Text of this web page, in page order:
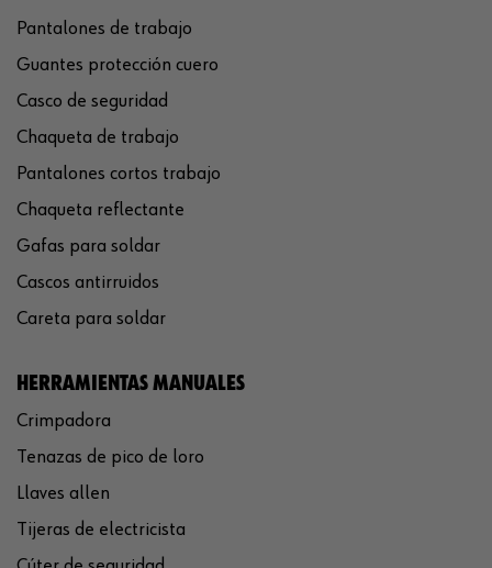
Pantalones de trabajo
Guantes protección cuero
Casco de seguridad
Chaqueta de trabajo
Pantalones cortos trabajo
Chaqueta reflectante
Gafas para soldar
Cascos antirruidos
Careta para soldar
HERRAMIENTAS MANUALES
Crimpadora
Tenazas de pico de loro
Llaves allen
Tijeras de electricista